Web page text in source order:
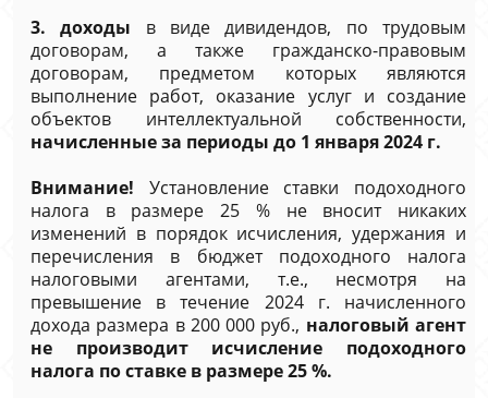
3. доходы в виде дивидендов, по трудовым
договорам, а также гражданско-правовым
договорам, предметом которых являются
выполнение работ, оказание услуг и создание
объектов интеллектуальной собственности,
начисленные за периоды до 1 января 2024 г.
Внимание! Установление ставки подоходного
налога в размере 25 % не вносит никаких
изменений в порядок исчисления, удержания и
перечисления в бюджет подоходного налога
налоговыми агентами, т.е., несмотря на
превышение в течение 2024 г. начисленного
дохода размера в 200 000 руб., налоговый агент
не производит исчисление подоходного
налога по ставке в размере 25 %.